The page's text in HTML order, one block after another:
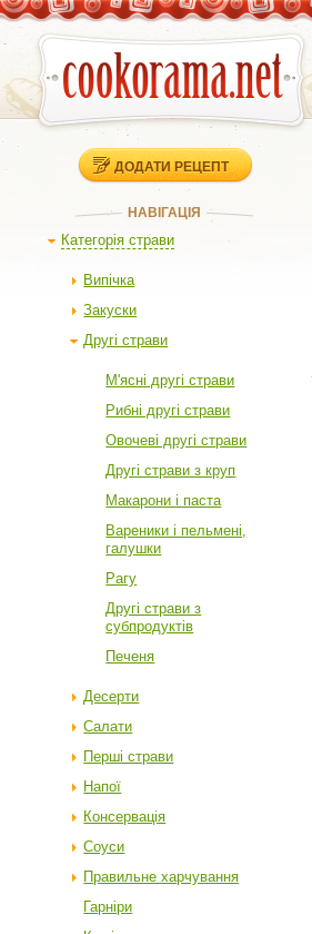
ДОДАТИ РЕЦЕПТ
НАВІГАЦІЯ
Категорія страви
Випічка
Закуски
Другі страви
М'ясні другі страви
Рибні другі страви
Овочеві другі страви
Другі страви з круп
Макарони і паста
Вареники і пельмені,
галушки
Рагу
Другі страви з
субпродуктів
Печеня
Десерти
Салати
Перші страви
Напої
Консервація
Соуси
Правильне харчування
Гарніри